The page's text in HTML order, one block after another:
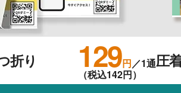
折り 129円／1通
（税込142円）
圧